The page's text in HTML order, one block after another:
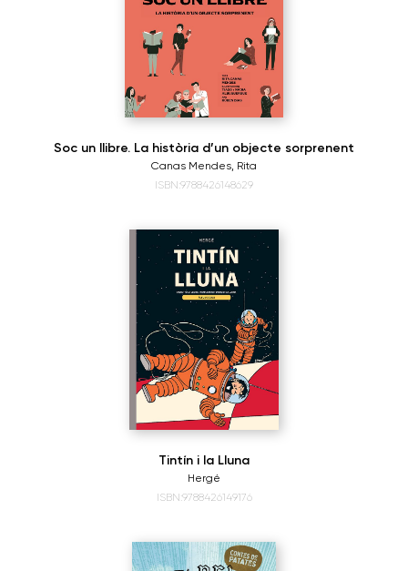
Soc un llibre. La història d’un objecte sorprenent
Canas Mendes, Rita
ISBN:9788426148629
Tintín i la Lluna
Hergé
ISBN:9788426149176